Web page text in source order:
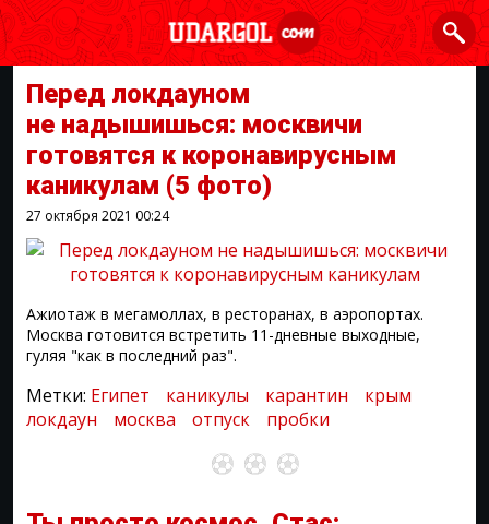
Перед локдауном
не надышишься: москвичи
готовятся к коронавирусным
каникулам (5 фото)
27 октября 2021 00:24
Ажиотаж в мегамоллах, в ресторанах, в аэропортах.
Москва готовится встретить 11-дневные выходные,
гуляя "как в последний раз".
Метки: Египет каникулы карантин
крым
локдаун
москва отпуск пробки